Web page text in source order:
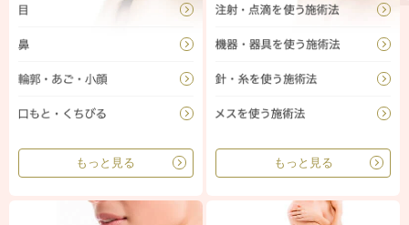
もっと見る もっと見る